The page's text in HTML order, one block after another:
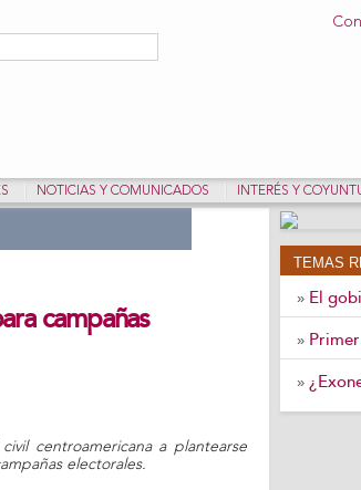
contenido
NOTICIAS Y COMUNICADOS INTERÉS Y
campañas
centroamericana a plantearse
electorales.
TEMAS
» El
»
»